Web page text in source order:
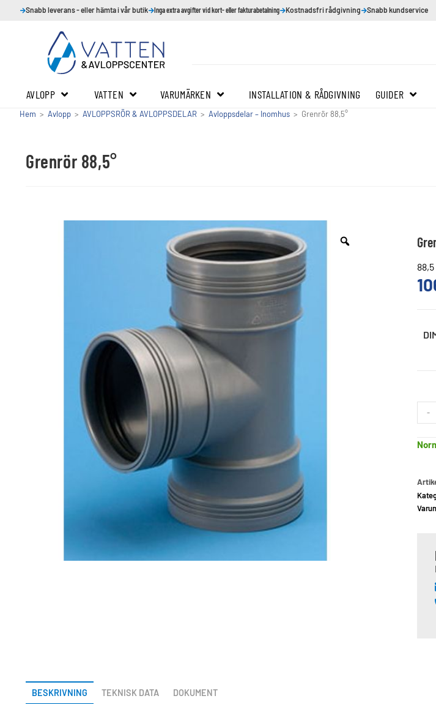
Snabb leverans - eller hämta i vår butik Inga extra avgifter vid kort- eller fakturabetalning Kostnadsfri rådgivning Snabb kundservice
AVLOPP VATTEN VARUMÄRKEN INSTALLATION & RÅDGIVNING GUIDER
Hem > Avlopp > AVLOPPSRÖR & AVLOPPSDELAR > Avloppsdelar – Inomhus > Grenrör 88,5°
Grenrör 88,5°
-
BESKRIVNING TEKNISK DATA DOKUMENT